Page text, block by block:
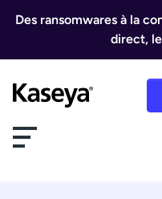
Des ransomwares à la
direct,